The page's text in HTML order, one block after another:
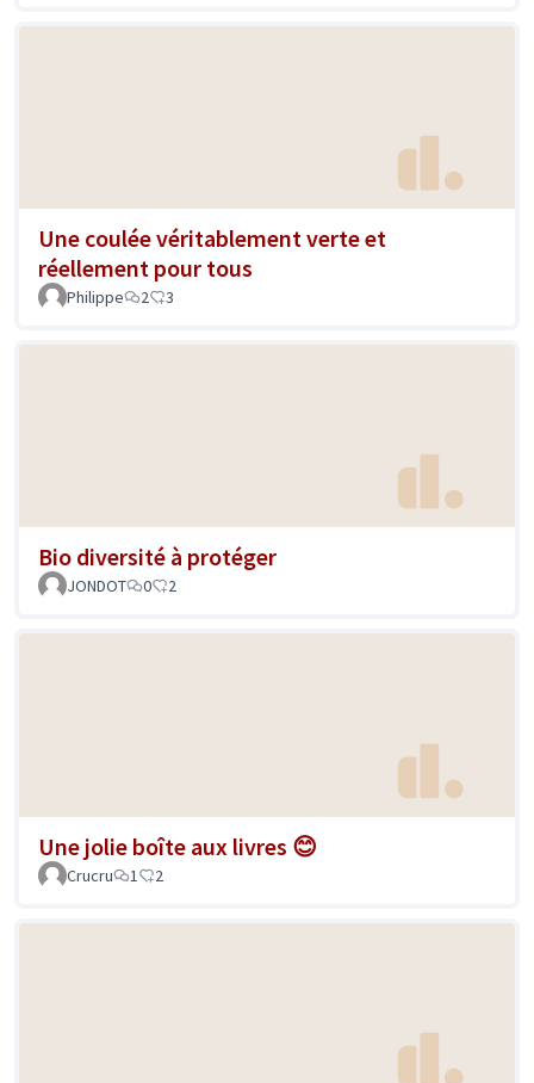
Une coulée véritablement verte et
réellement pour tous
Philippe 2 3
Bio diversité à protéger
JONDOT 0 2
Une jolie boîte aux livres 😊
Crucru 1 2